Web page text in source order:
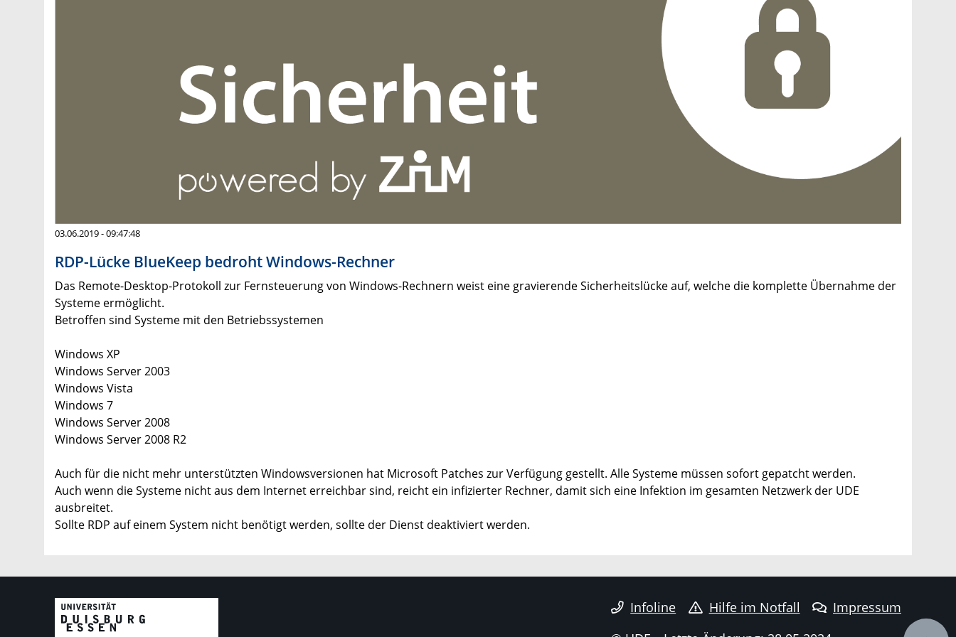
03.06.2019 - 09:47:48
RDP-Lücke BlueKeep bedroht Windows-Rechner
Das Remote-Desktop-Protokoll zur Fernsteuerung von Windows-Rechnern weist eine gravierende Sicherheitslücke auf, welche die komplette Übernahme der
Systeme ermöglicht.
Betroffen sind Systeme mit den Betriebssystemen
Windows XP
Windows Server 2003
Windows Vista
Windows 7
Windows Server 2008
Windows Server 2008 R2
Auch für die nicht mehr unterstützten Windowsversionen hat Microsoft Patches zur Verfügung gestellt. Alle Systeme müssen sofort gepatcht werden.
Auch wenn die Systeme nicht aus dem Internet erreichbar sind, reicht ein infizierter Rechner, damit sich eine Infektion im gesamten Netzwerk der UDE
ausbreitet.
Sollte RDP auf einem System nicht benötigt werden, sollte der Dienst deaktiviert werden.
Infoline Hilfe im Notfall
Impressum